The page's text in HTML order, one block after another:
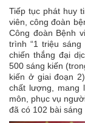
Tiếp tục phát huy
viên, công đoàn
Công đoàn Bệnh
trình “1 triệu
chiến thắng đại
500 sáng kiến
kiến ở giai đoạn
chất lượng, mang
môn, phục vụ
đã có 102 bài